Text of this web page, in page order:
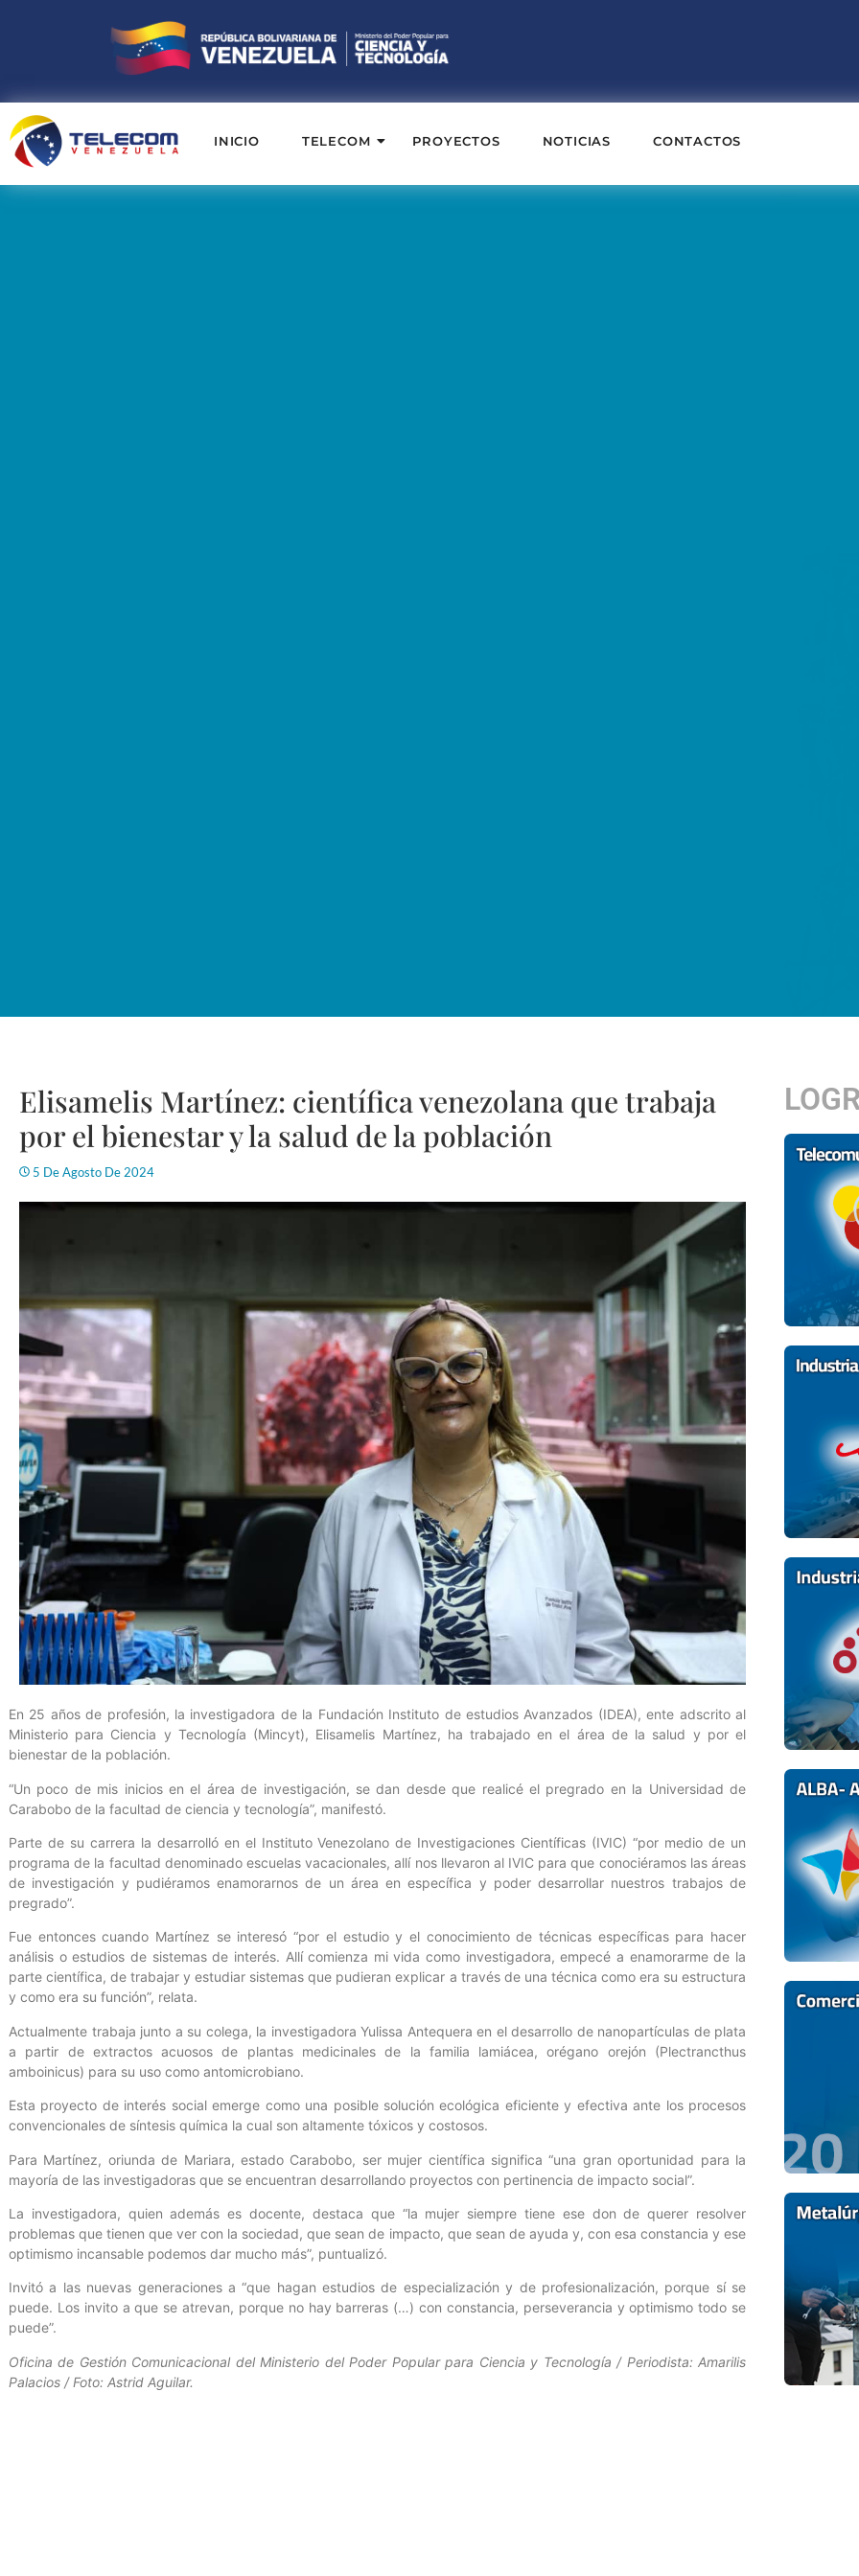
INICIO TELECOM PROYECTOS NOTICIAS CONTACTOS
Elisamelis Martínez: científica venezolana que trabaja
por el bienestar y la salud de la población
5 De Agosto De 2024
En 25 años de profesión, la investigadora de la Fundación Instituto de estudios Avanzados (IDEA), ente adscrito al
Ministerio para Ciencia y Tecnología (Mincyt), Elisamelis Martínez, ha trabajado en el área de la salud y por el
bienestar de la población.
“Un poco de mis inicios en el área de investigación, se dan desde que realicé el pregrado en la Universidad de
Carabobo de la facultad de ciencia y tecnología”, manifestó.
Parte de su carrera la desarrolló en el Instituto Venezolano de Investigaciones Científicas (IVIC) “por medio de un
programa de la facultad denominado escuelas vacacionales, allí nos llevaron al IVIC para que conociéramos las áreas
de investigación y pudiéramos enamorarnos de un área en específica y poder desarrollar nuestros trabajos de
pregrado”.
Fue entonces cuando Martínez se interesó “por el estudio y el conocimiento de técnicas específicas para hacer
análisis o estudios de sistemas de interés. Allí comienza mi vida como investigadora, empecé a enamorarme de la
parte científica, de trabajar y estudiar sistemas que pudieran explicar a través de una técnica como era su estructura
y como era su función”, relata.
Actualmente trabaja junto a su colega, la investigadora Yulissa Antequera en el desarrollo de nanopartículas de plata
a partir de extractos acuosos de plantas medicinales de la familia lamiácea, orégano orejón (Plectrancthus
amboinicus) para su uso como antomicrobiano.
Esta proyecto de interés social emerge como una posible solución ecológica eficiente y efectiva ante los procesos
convencionales de síntesis química la cual son altamente tóxicos y costosos.
Para Martínez, oriunda de Mariara, estado Carabobo, ser mujer científica significa “una gran oportunidad para la
mayoría de las investigadoras que se encuentran desarrollando proyectos con pertinencia de impacto social”.
La investigadora, quien además es docente, destaca que “la mujer siempre tiene ese don de querer resolver
problemas que tienen que ver con la sociedad, que sean de impacto, que sean de ayuda y, con esa constancia y ese
optimismo incansable podemos dar mucho más”, puntualizó.
Invitó a las nuevas generaciones a “que hagan estudios de especialización y de profesionalización, porque sí se
puede. Los invito a que se atrevan, porque no hay barreras (…) con constancia, perseverancia y optimismo todo se
puede”.
Oficina de Gestión Comunicacional del Ministerio del Poder Popular para Ciencia y Tecnología / Periodista: Amarilis
Palacios / Foto: Astrid Aguilar.